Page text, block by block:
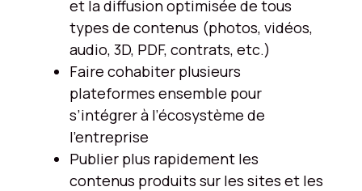
et la diffusion optimisée de tous
types de contenus (photos, vidéos,
audio, 3D, PDF, contrats, etc.)
Faire cohabiter plusieurs
plateformes ensemble pour
s’intégrer à l’écosystème de
l’entreprise
Publier plus rapidement les
contenus produits sur les sites et les